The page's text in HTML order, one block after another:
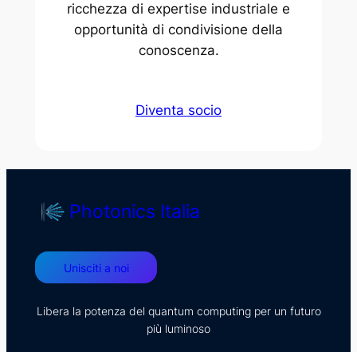
ricchezza di expertise industriale e
opportunità di condivisione della
conoscenza.
Diventa socio
Photonics Italia
Libera la potenza del quantum computing per un futuro
più luminoso
Unisciti a noi